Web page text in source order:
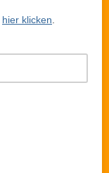
hier klicken